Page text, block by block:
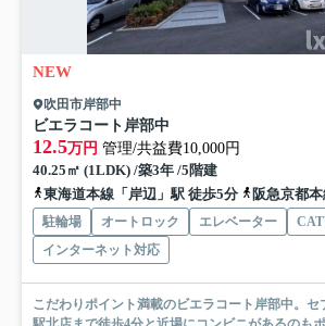
NEW
吹田市岸部中
ビエラコート岸部中
12.5万円 管理/共益費10,000円
40.25㎡ (1LDK) /築3年 /5階建
東海道本線「岸辺」駅 徒歩5分
阪急京都本
駐輪場 オートロック エレベーター
インターネット対応
こだわりポイント満載のビエラコート岸部中。セ